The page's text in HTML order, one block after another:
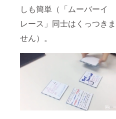
しも簡単（「ムーバーイ
レース」同士はくっつきま
せん）。